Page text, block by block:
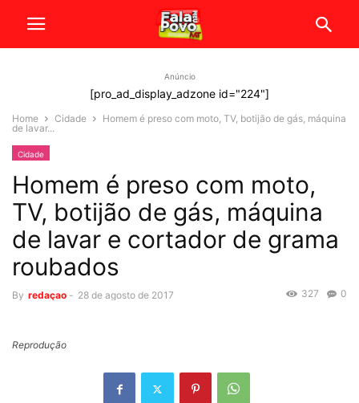
Anúncio
[pro_ad_display_adzone id="224"]
Home Cidade
Homem é preso com moto, TV, botijão de gás, máquina
de lavar...
Cidade
Homem é preso com moto,
TV, botijão de gás, máquina
de lavar e cortador de grama
roubados
By redaçao - 28 de agosto de 2017 0
327
Reprodução